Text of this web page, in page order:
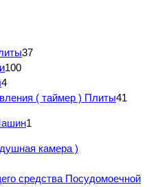
37
100
4
( таймер ) Плиты41
1
камера )
средства Посудомоечной